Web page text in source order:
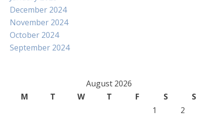
December 2024
November 2024
October 2024
September 2024
August 2026
M
T W T F S
S
1
2